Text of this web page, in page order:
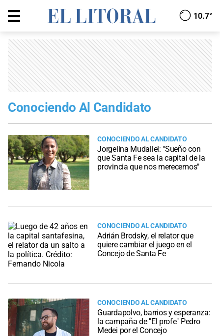
10.7°
Conociendo Al Candidato
CONOCIENDO AL CANDIDATO
Jorgelina Mudallel: "Sueño con
que Santa Fe sea la capital de la
provincia que nos merecemos"
CONOCIENDO AL CANDIDATO
Adrián Brodsky, el relator que
quiere cambiar el juego en el
Concejo de Santa Fe
CONOCIENDO AL CANDIDATO
Guardapolvo, barrios y esperanza:
la campaña de "El profe" Pedro
Medei por el Concejo